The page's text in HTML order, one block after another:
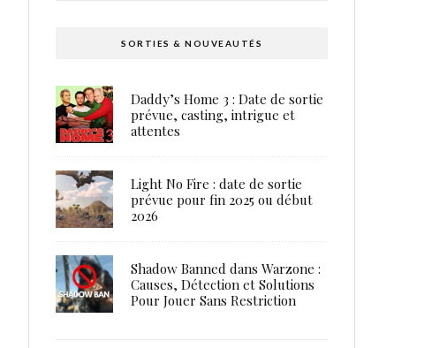
SORTIES & NOUVEAUTÉS
Daddy’s Home 3 : Date de sortie
prévue, casting, intrigue et
attentes
Light No Fire : date de sortie
prévue pour fin 2025 ou début
2026
Shadow Banned dans Warzone :
Causes, Détection et Solutions
Pour Jouer Sans Restriction